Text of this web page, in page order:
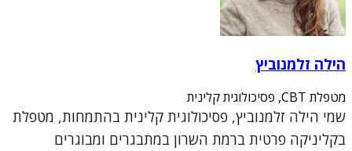
הילה זלמנוביץ
מטפלת CBT, פסיכולוגית קלינית
שמי הילה זלמנוביץ, פסיכולוגית קלינית בהתמחות, מטפלת
בקליניקה פרטית ברמת השרון במתבגרים ומבוגרים